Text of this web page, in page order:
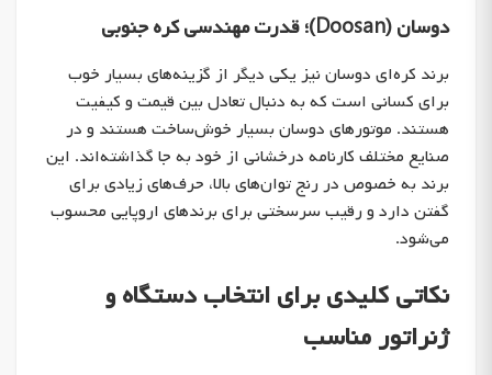
دوسان (Doosan)؛ قدرت مهندسی کره جنوبی
برند کره‌ای دوسان نیز یکی دیگر از گزینه‌های بسیار خوب
برای کسانی است که به دنبال تعادل بین قیمت و کیفیت
هستند. موتورهای دوسان بسیار خوش‌ساخت هستند و در
صنایع مختلف کارنامه درخشانی از خود به جا گذاشته‌اند. این
برند به خصوص در رنج توان‌های بالا، حرف‌های زیادی برای
گفتن دارد و رقیب سرسختی برای برندهای اروپایی محسوب
می‌شود.
نکاتی کلیدی برای انتخاب دستگاه و
ژنراتور مناسب